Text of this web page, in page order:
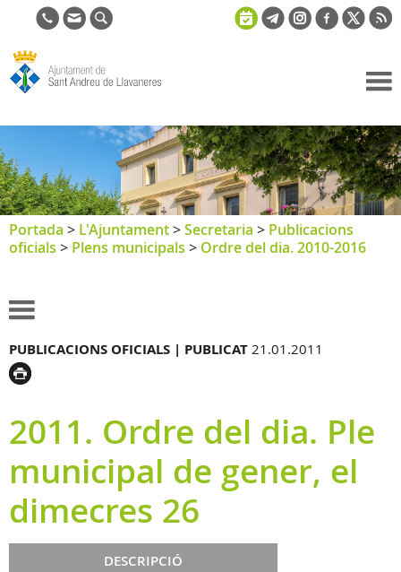
de Sant
Andreu de
Llavaneres
Portada > L'Ajuntament>Secretaria > Publicacions
oficials > Plens municipals > Ordre del dia. 2010-2016
PUBLICACIONS OFICIALS | PUBLICAT 21.01.2011
2011. Ordre del dia. Ple
municipal de gener, el
dimecres 26
DESCRIPCIÓ